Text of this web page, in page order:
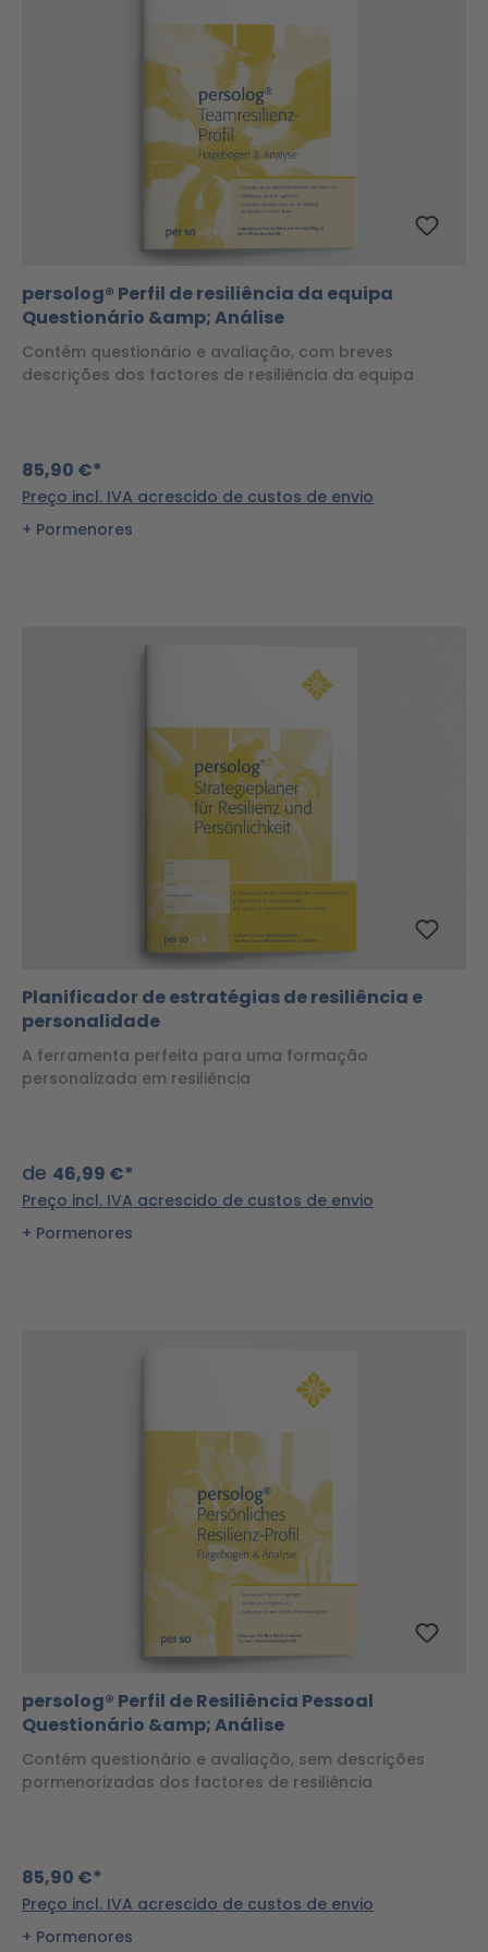
persolog® Perfil de resiliência da equipa
Questionário &amp; Análise
Contém questionário e avaliação, com breves
descrições dos factores de resiliência da equipa
85,90 €*
Preço incl. IVA acrescido de custos de envio
Pormenores
Planificador de estratégias de resiliência e
personalidade
A ferramenta perfeita para uma formação
personalizada em resiliência
de 46,99 €*
Preço incl. IVA acrescido de custos de envio
Pormenores
persolog® Perfil de Resiliência Pessoal
Questionário &amp; Análise
Contém questionário e avaliação, sem descrições
pormenorizadas dos factores de resiliência
85,90 €*
Preço incl. IVA acrescido de custos de envio
Pormenores